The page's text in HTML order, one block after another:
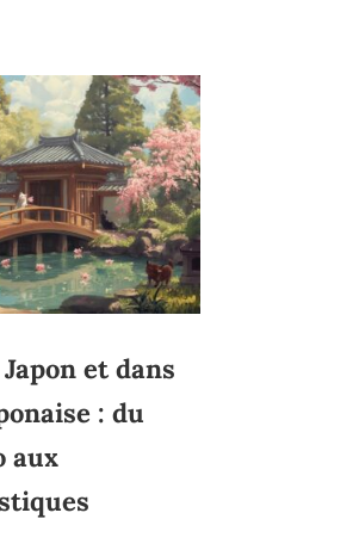
et dans
: du
aux